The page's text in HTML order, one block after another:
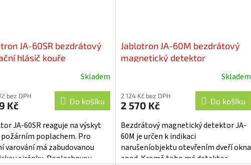
JA-60SR bezdrátový
hlásič kouře
Skladem
bez DPH
Kč Do košíku
JA-60SR reaguje na výskyt
poplachem. Pro
varování má zabudovanou
sirénku. Poplachovou
Jablotron JA-60M bezdrátový
magnetický detektor
produktu
je
5,0
z
5
hvězdiček.
Skladem
2 124 Kč bez DPH
2 570 Kč Do košíku
Bezdrátový magnetický detektor JA-
60M je určen k indikaci
narušeníobjektu otevřením dveří okna
apod. Kromě toho má detektor